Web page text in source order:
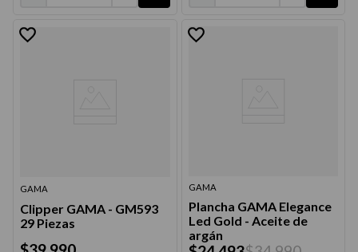
GAMA
Clipper GAMA - GM593
29 Piezas
GAMA
Plancha GAMA Elegance
Led Gold - Aceite de
argán